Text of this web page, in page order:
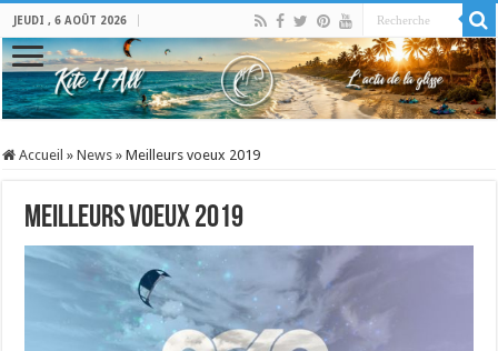
JEUDI , 6 AOÛT 2026
Accueil » News » Meilleurs voeux 2019
Meilleurs voeux 2019